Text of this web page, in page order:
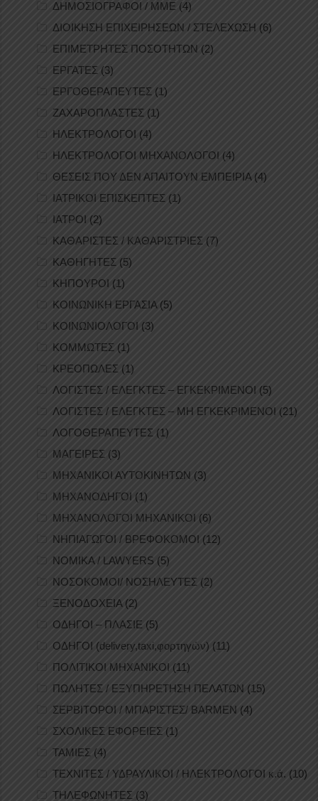
ΔΗΜΟΣΙΟΓΡΑΦΟΙ / ΜΜΕ (4)
ΔΙΟΙΚΗΣΗ ΕΠΙΧΕΙΡΗΣΕΩΝ / ΣΤΕΛΕΧΩΣΗ (6)
ΕΠΙΜΕΤΡΗΤΕΣ ΠΟΣΟΤΗΤΩΝ (2)
ΕΡΓΑΤΕΣ (3)
ΕΡΓΟΘΕΡΑΠΕΥΤΕΣ (1)
ΖΑΧΑΡΟΠΛΑΣΤΕΣ (1)
ΗΛΕΚΤΡΟΛΟΓΟΙ (4)
ΗΛΕΚΤΡΟΛΟΓΟΙ ΜΗΧΑΝΟΛΟΓΟΙ (4)
ΘΕΣΕΙΣ ΠΟΥ ΔΕΝ ΑΠΑΙΤΟΥΝ ΕΜΠΕΙΡΙΑ(4)
ΙΑΤΡΙΚΟΙ ΕΠΙΣΚΕΠΤΕΣ (1)
ΙΑΤΡΟΙ (2)
ΚΑΘΑΡΙΣΤΕΣ / ΚΑΘΑΡΙΣΤΡΙΕΣ (7)
ΚΑΘΗΓΗΤΕΣ (5)
ΚΗΠΟΥΡΟΙ (1)
ΚΟΙΝΩΝΙΚΗ ΕΡΓΑΣΙΑ(5)
ΚΟΙΝΩΝΙΟΛΟΓΟΙ (3)
ΚΟΜΜΩΤΕΣ (1)
ΚΡΕΟΠΩΛΕΣ (1)
ΛΟΓΙΣΤΕΣ / ΕΛΕΓΚΤΕΣ – ΕΓΚΕΚΡΙΜΕΝΟΙ (5)
ΛΟΓΙΣΤΕΣ / ΕΛΕΓΚΤΕΣ – ΜΗ ΕΓΚΕΚΡΙΜΕΝΟΙ (21)
ΛΟΓΟΘΕΡΑΠΕΥΤΕΣ (1)
ΜΑΓΕΙΡΕΣ (3)
ΜΗΧΑΝΙΚΟΙ ΑΥΤΟΚΙΝΗΤΩΝ (3)
ΜΗΧΑΝΟΔΗΓΟΙ (1)
ΜΗΧΑΝΟΛΟΓΟΙ ΜΗΧΑΝΙΚΟΙ (6)
ΝΗΠΙΑΓΩΓΟΙ / ΒΡΕΦΟΚΟΜΟΙ (12)
ΝΟΜΙΚΑ / LAWYERS (5)
ΝΟΣΟΚΟΜΟΙ/ ΝΟΣΗΛΕΥΤΕΣ (2)
ΞΕΝΟΔΟΧΕΙΑ(2)
ΟΔΗΓΟΙ – ΠΛΑΣΙΕ (5)
ΟΔΗΓΟΙ (delivery,taxi,φορτηγών) (11)
ΠΟΛΙΤΙΚΟΙ ΜΗΧΑΝΙΚΟΙ (11)
ΠΩΛΗΤΕΣ / ΕΞΥΠΗΡΕΤΗΣΗ ΠΕΛΑΤΩΝ (15)
ΣΕΡΒΙΤΟΡΟΙ / ΜΠΑΡΙΣΤΕΣ/ BARMEN (4)
ΣΧΟΛΙΚΕΣ ΕΦΟΡΕΙΕΣ (1)
ΤΑΜΙΕΣ (4)
ΤΕΧΝΙΤΕΣ / ΥΔΡΑΥΛΙΚΟΙ / ΗΛΕΚΤΡΟΛΟΓΟΙ κ.ά. (10)
ΤΗΛΕΦΩΝΗΤΕΣ (3)